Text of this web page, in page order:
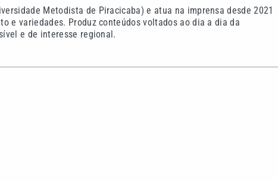
Metodista de Piracicaba) e atua na imprensa desde 2021
e variedades. Produz conteúdos voltados ao dia a dia da
e de interesse regional.